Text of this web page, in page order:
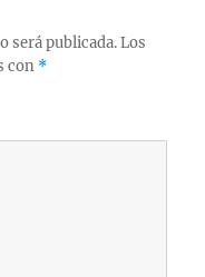
será publicada. Los
con *